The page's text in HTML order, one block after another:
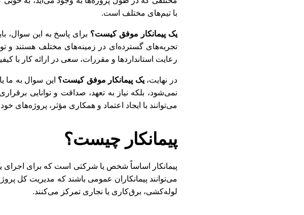
با تیم‌های مختلف است.
یک پیمانکار موفق کیست؟ برای پاسخ به این سوال،
تجربه‌های گسترده‌ای در زمینه‌های مختلف هستند و
رعایت استانداردها و مقررات، سعی در ارائه کار با
در نهایت،یک پیمانکار موفق کیست؟ این سوال به ما
نمی‌شود، بلکه نیاز به تعهد، صداقت و توانایی
می‌توانند با ایجاد اعتماد و همکاری مؤثر، پروژه‌های
پیمانکار چیست؟
پیمانکار اساساً شخص یا شرکتی است که برای
می‌توانند پیمانکاران عمومی باشند که مدیریت کل
لوله‌کشی، برق‌کاری یا نجاری تمرکز می‌کنند.